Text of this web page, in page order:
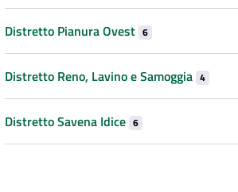
Distretto Pianura Ovest 6
Distretto Reno, Lavino e Samoggia 4
Distretto Savena Idice 6